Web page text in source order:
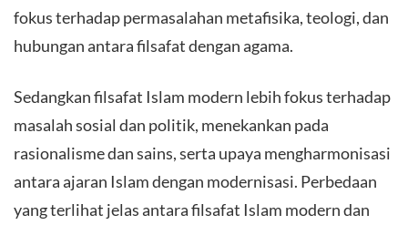
fokus terhadap permasalahan metafisika, teologi, dan
hubungan antara filsafat dengan agama.
Sedangkan filsafat Islam modern lebih fokus terhadap
masalah sosial dan politik, menekankan pada
rasionalisme dan sains, serta upaya mengharmonisasi
antara ajaran Islam dengan modernisasi. Perbedaan
yang terlihat jelas antara filsafat Islam modern dan